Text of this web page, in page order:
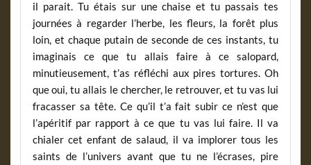
il parait. Tu étais sur une chaise et tu passais tes
journées à regarder l’herbe, les fleurs, la forêt plus
loin, et chaque putain de seconde de ces instants, tu
imaginais ce que tu allais faire à ce salopard,
minutieusement, t’as réfléchi aux pires tortures. Oh
que oui, tu allais le chercher, le retrouver, et tu vas lui
fracasser sa tête. Ce qu’il t’a fait subir ce n’est que
l’apéritif par rapport à ce que tu vas lui faire. Il va
chialer cet enfant de salaud, il va implorer tous les
saints de l’univers avant que tu ne l’écrases, pire